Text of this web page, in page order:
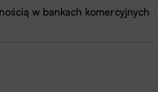
w bankach komercyjnych